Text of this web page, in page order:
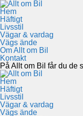
Hem
Häftigt
Livsstil
Vägar & vardag
Vägs ände
Om Allt om Bil
Kontakt
På Allt om Bil får du de
Hem
Häftigt
Livsstil
Vägar & vardag
Vägs ände